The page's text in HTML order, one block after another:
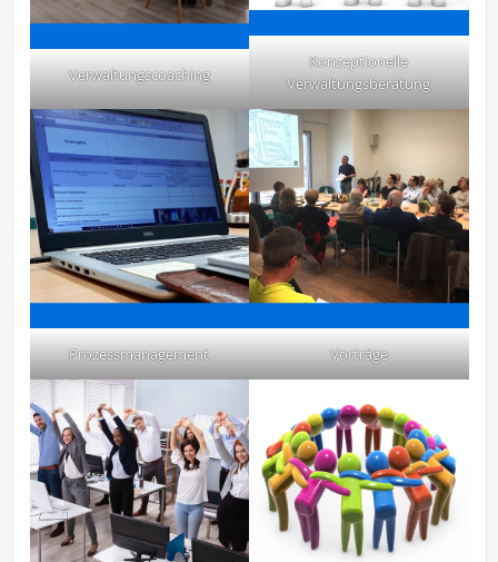
Verwaltungscoaching
Konzeptionelle
Verwaltungsberatung
Prozessmanagement Vorträge